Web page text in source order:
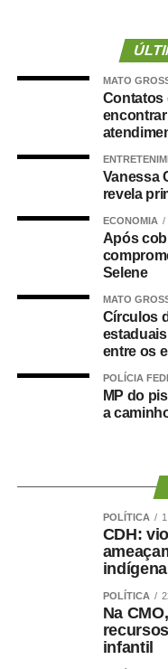
Entre os 22 vetos
infrações cometidas
bloqueios de rodovias
eleições de 2022.
flexibilização da
criação de uma política
Congresso Nacional
Punições
A lei determina
caminhoneiros por
intermediadores na
digitais). A Agência
(ANTT), que fiscaliza
Contratação de
2 infrações em
MATO
Contatos
Vanessa
revela
ECONOMIA
Após
Selene
MATO
Círculos
entre os
POLÍCIA
MP do
a
POLÍTICA
CDH:
indígena
POLÍTICA
Na
infantil